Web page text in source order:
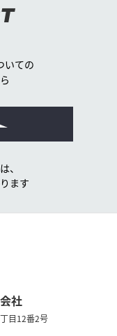
いての
、
ます
社
目12番2号